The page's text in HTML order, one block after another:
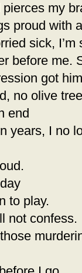
my
proud with
sick, I’m
before me.
got
no olive
end
years, I no
to play.
not confess.